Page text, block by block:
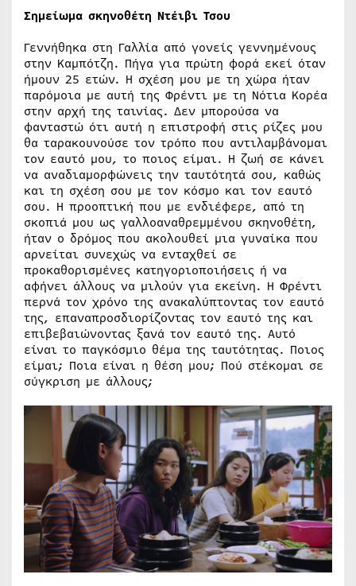
Σημείωμα σκηνοθέτη Ντέιβι Τσου
Γεννήθηκα στη Γαλλία από γονείς γεννημένους
στην Καμπότζη. Πήγα για πρώτη φορά εκεί όταν
ήμουν 25 ετών. Η σχέση μου με τη χώρα ήταν
παρόμοια με αυτή της Φρέντι με τη Νότια Κορέα
στην αρχή της ταινίας. Δεν μπορούσα να
φανταστώ ότι αυτή η επιστροφή στις ρίζες μου
θα ταρακουνούσε τον τρόπο που αντιλαμβάνομαι
τον εαυτό μου, το ποιος είμαι. Η ζωή σε κάνει
να αναδιαμορφώνεις την ταυτότητά σου, καθώς
και τη σχέση σου με τον κόσμο και τον εαυτό
σου. Η προοπτική που με ενδιέφερε, από τη
σκοπιά μου ως γαλλοαναθρεμμένου σκηνοθέτη,
ήταν ο δρόμος που ακολουθεί μια γυναίκα που
αρνείται συνεχώς να ενταχθεί σε
προκαθορισμένες κατηγοριοποιήσεις ή να
αφήνει άλλους να μιλούν για εκείνη. Η Φρέντι
περνά τον χρόνο της ανακαλύπτοντας τον εαυτό
της, επαναπροσδιορίζοντας τον εαυτό της και
επιβεβαιώνοντας ξανά τον εαυτό της. Αυτό
είναι το παγκόσμιο θέμα της ταυτότητας. Ποιος
είμαι; Ποια είναι η θέση μου; Πού στέκομαι σε
σύγκριση με άλλους;